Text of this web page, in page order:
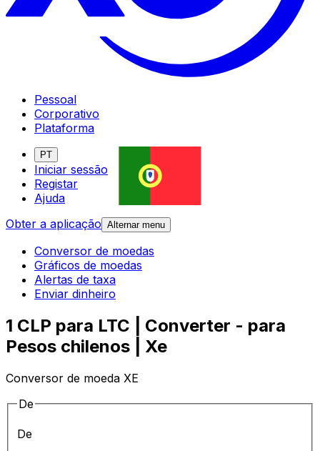
Pessoal
Corporativo
Plataforma
PT
Iniciar sessão
Registar
Ajuda
Obter a aplicação Alternar menu
Conversor de moedas
Gráficos de moedas
Alertas de taxa
Enviar dinheiro
1 CLP para LTC | Converter - para
Pesos chilenos | Xe
Conversor de moeda XE
De
De